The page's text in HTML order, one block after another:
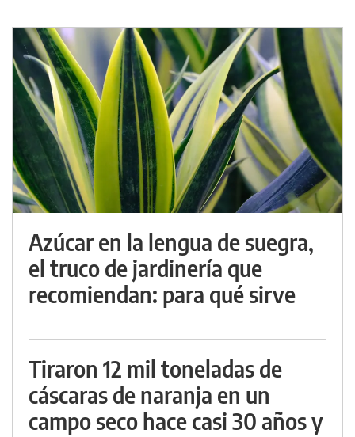
Azúcar en la lengua de suegra,
el truco de jardinería que
recomiendan: para qué sirve
Tiraron 12 mil toneladas de
cáscaras de naranja en un
campo seco hace casi 30 años y